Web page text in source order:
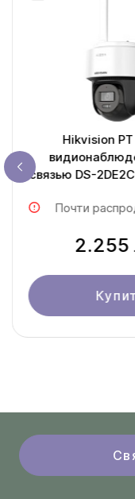
Hikvision
связью DS-
Почти
2.255